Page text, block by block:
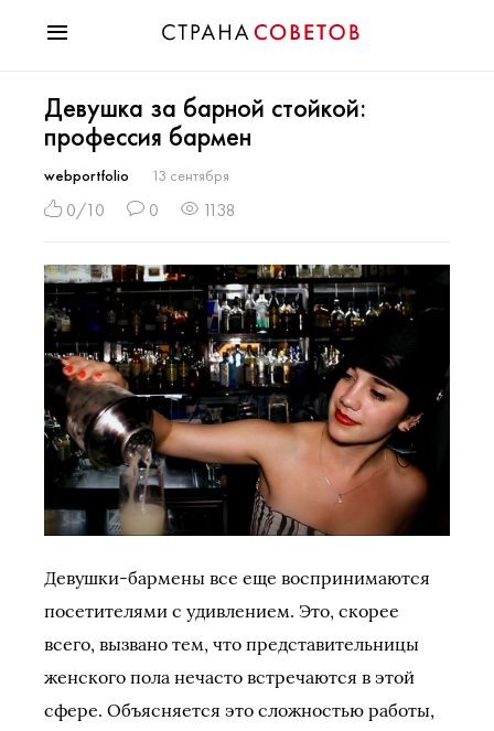
Мода
Звезды
Гороскопы
Здоровье
Хобби
Разное
Праздники
Девушка за барной стойкой:
профессия бармен
webportfolio 13 сентября
0/10 0 1138
Девушки-бармены все еще воспринимаются
посетителями с удивлением. Это, скорее
всего, вызвано тем, что представительницы
женского пола нечасто встречаются в этой
сфере. Объясняется это сложностью работы,